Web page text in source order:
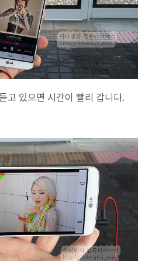
고 있으면 시간이 빨리 갑니다.